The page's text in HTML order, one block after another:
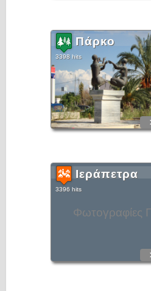
Πάρκο
3398 hits
Φωτογραφίες
Ιεράπετρα
3396 hits